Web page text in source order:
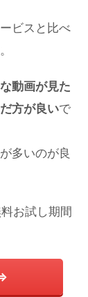
ビスと比べ
動画が見た
方が良いで
多いのが良
お試し期間